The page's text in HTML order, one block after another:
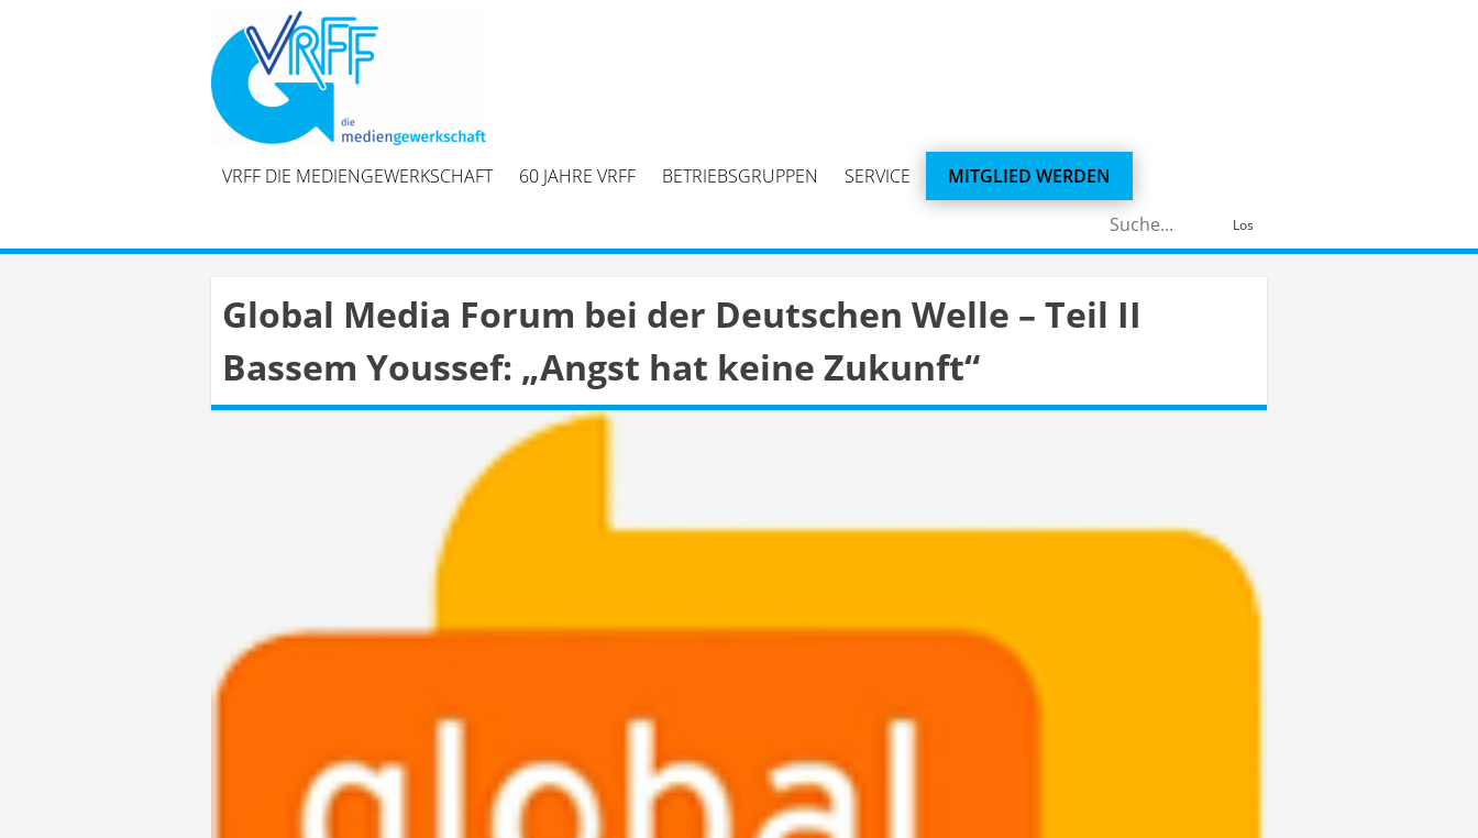
VRFF DIE MEDIENGEWERKSCHAFT 60 JAHRE VRFF BETRIEBSGRUPPEN SERVICE
MITGLIED WERDEN
Los
Global Media Forum bei der Deutschen Welle – Teil II
Bassem Youssef: „Angst hat keine Zukunft“